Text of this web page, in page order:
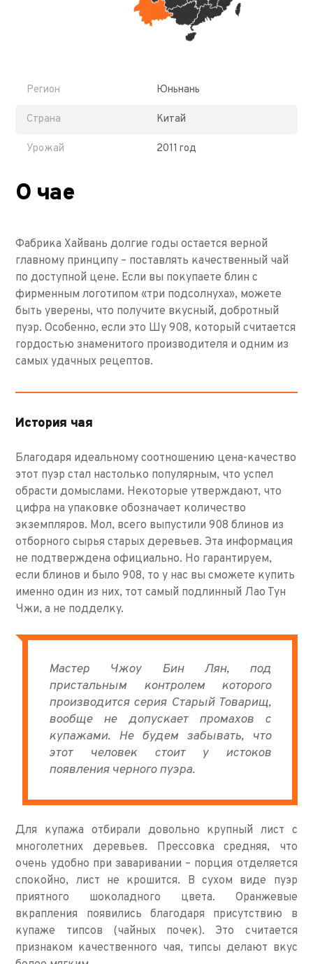
Регион Юньнань
Страна Китай
Урожай 2011 год
О чае
Фабрика Хайвань долгие годы остается верной
главному принципу – поставлять качественный чай
по доступной цене. Если вы покупаете блин с
фирменным логотипом «три подсолнуха», можете
быть уверены, что получите вкусный, добротный
пуэр. Особенно, если это Шу 908, который считается
гордостью знаменитого производителя и одним из
самых удачных рецептов.
История чая
Благодаря идеальному соотношению цена-качество
этот пуэр стал настолько популярным, что успел
обрасти домыслами. Некоторые утверждают, что
цифра на упаковке обозначает количество
экземпляров. Мол, всего выпустили 908 блинов из
отборного сырья старых деревьев. Эта информация
не подтверждена официально. Но гарантируем,
если блинов и было 908, то у нас вы сможете купить
именно один из них, тот самый подлинный Лао Тун
Чжи, а не подделку.
Мастер Чжоу Бин Лян, под
пристальным контролем которого
производится серия Старый Товарищ,
вообще не допускает промахов с
купажами. Не будем забывать, что
этот человек стоит у истоков
появления черного пуэра.
Для купажа отбирали довольно крупный лист с
многолетних деревьев. Прессовка средняя, что
очень удобно при заваривании – порция отделяется
спокойно, лист не крошится. В сухом виде пуэр
приятного шоколадного цвета. Оранжевые
вкрапления появились благодаря присутствию в
купаже типсов (чайных почек). Это считается
признаком качественного чая, типсы делают вкус